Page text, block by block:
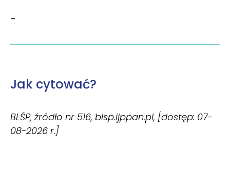
–
Jak cytować?
BLŚP, źródło nr 516, blsp.ijppan.pl, [dostęp: 07-
08-2026 r.]